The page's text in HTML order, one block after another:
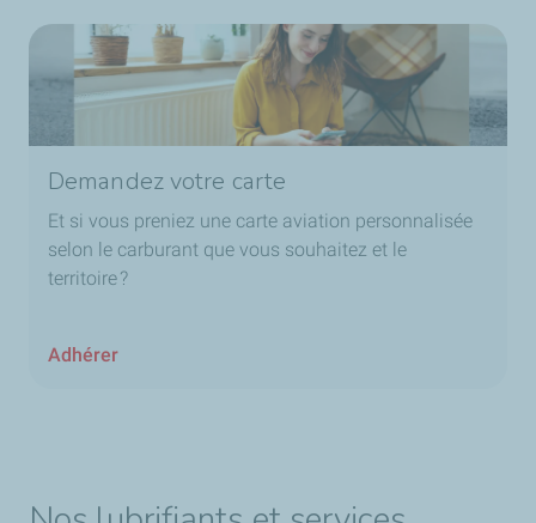
Demandez votre carte
Et si vous preniez une carte aviation personnalisée
selon le carburant que vous souhaitez et le
territoire ?
Adhérer